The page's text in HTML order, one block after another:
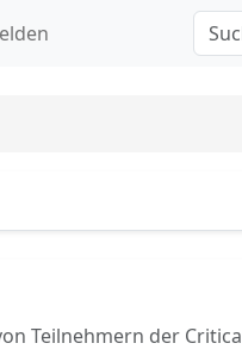
Teilnehmern der